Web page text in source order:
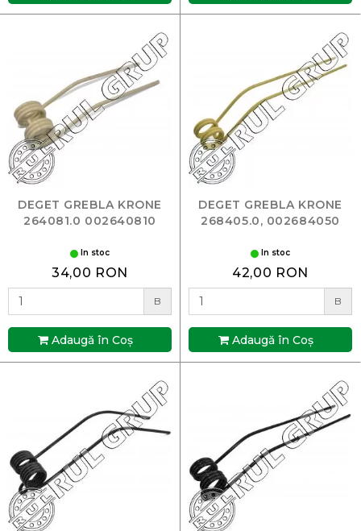
DEGET GREBLA KRONE
264081.0 002640810
In stoc
34,00 RON
B
Adaugă în Coş
DEGET GREBLA KRONE
268405.0, 002684050
In stoc
42,00 RON
B
Adaugă în Coş